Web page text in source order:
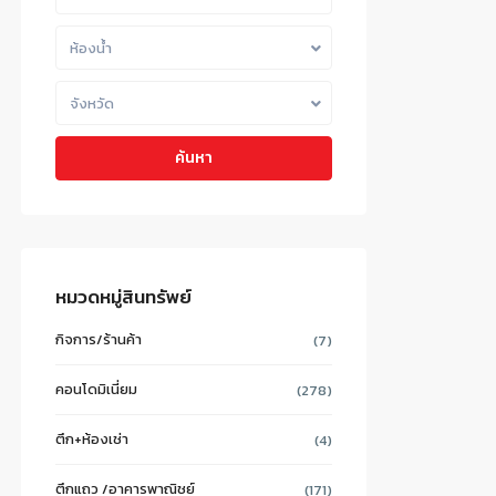
ห้องน้ำ
จังหวัด
ค้นหา
หมวดหมู่สินทรัพย์
กิจการ/ร้านค้า (7)
คอนโดมิเนี่ยม (278)
ตึก+ห้องเช่า (4)
ตึกแถว /อาคารพาณิชย์ (171)